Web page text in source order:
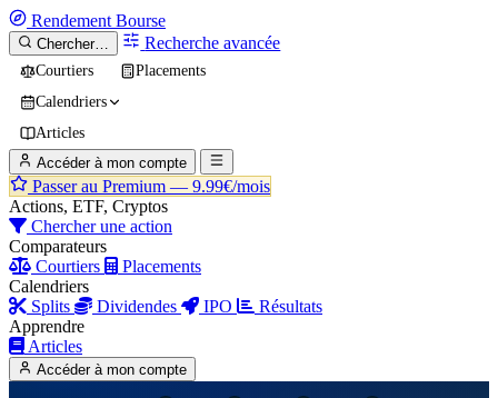
Rendement Bourse
Chercher… Recherche avancée
Courtiers
Placements
Calendriers
Articles
Accéder à mon compte
Passer au Premium — 9.99€/mois
Actions, ETF, Cryptos
Chercher une action
Comparateurs
Courtiers
Placements
Calendriers
Splits
Dividendes IPO
Résultats
Apprendre
Articles
Accéder à mon compte